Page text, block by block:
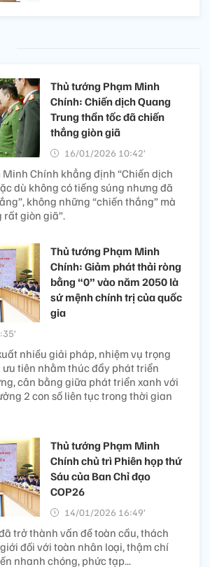
Thủ tướng Phạm Minh
Chính: Chiến dịch Quang
Trung thần tốc đã chiến
thắng giòn giã
16/01/2026 10:42’
Chính khẳng định “Chiến dịch
dù không có tiếng súng nhưng đã
không những “chiến thắng” mà
rất giòn giã”.
Thủ tướng Phạm Minh
Chính: Giảm phát thải ròng
bằng “0” vào năm 2050 là
sứ mệnh chính trị của quốc
gia
nhiều giải pháp, nhiệm vụ trọng
ưu tiên nhằm thúc đẩy phát triển
cân bằng giữa phát triển xanh với
2 con số liên tục trong thời gian
Thủ tướng Phạm Minh
Chính chủ trì Phiên họp thứ
Sáu của Ban Chỉ đạo
COP26
14/01/2026 16:49’
trở thành vấn đề toàn cầu, thách
đối với toàn nhân loại, thậm chí
nhanh chóng, phức tạp...